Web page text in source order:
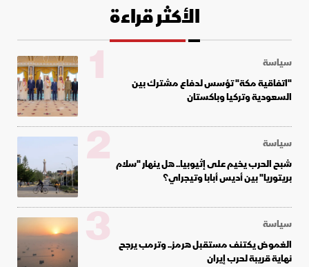
الأكثر قراءة
سياسة
"اتفاقية مكة" تؤسس لدفاع مشترك بين
السعودية وتركيا وباكستان
1
سياسة
شبح الحرب يخيم على إثيوبيا.. هل ينهار "سلام
بريتوريا" بين أديس أبابا وتيجراي؟
2
سياسة
الغموض يكتنف مستقبل هرمز.. وترمب يرجح
نهاية قريبة لحرب إيران
3